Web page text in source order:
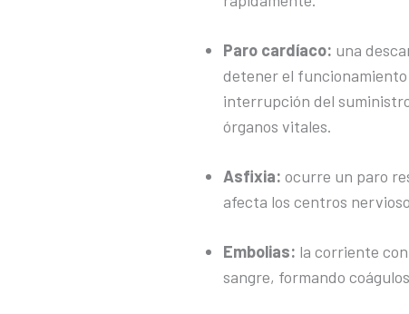
Paro cardíaco: una
detener el
interrupción del
órganos vitales.
Asfixia: ocurre un paro
afecta los centros
Embolias: la corriente
sangre, formando